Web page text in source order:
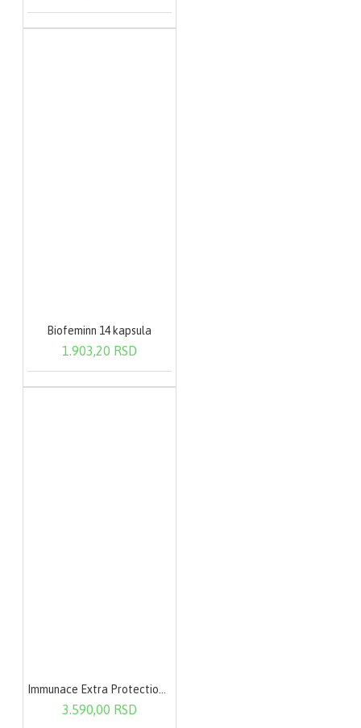
Biofeminn 14 kapsula
1.903,20 RSD
3.590,00 RSD